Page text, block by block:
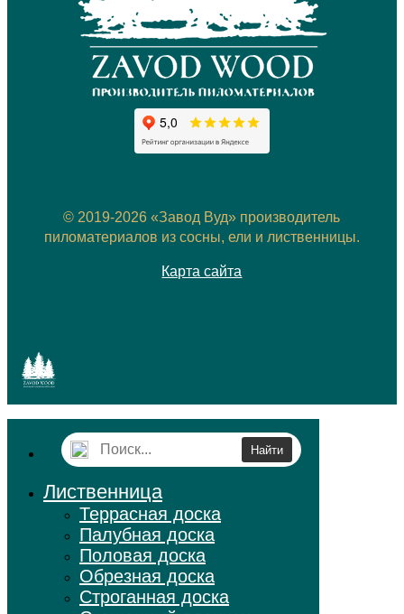
© 2019-2026 «Завод Вуд» производитель
пиломатериалов из сосны, ели и лиственницы.
Карта сайта
Лиственница
Террасная доска
Палубная доска
Половая доска
Обрезная доска
Строганная доска